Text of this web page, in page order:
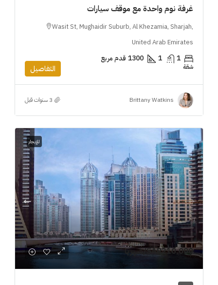
غرفة نوم واحدة مع موقف سيارات
Wasit St, Mughaidir Suburb, Al Khezamia, Sharjah,
United Arab Emirates
1
1
1300قدم مربع
شقة التفاصيل
Brittany Watkins
للإيجار
SAR210,000/شهريا